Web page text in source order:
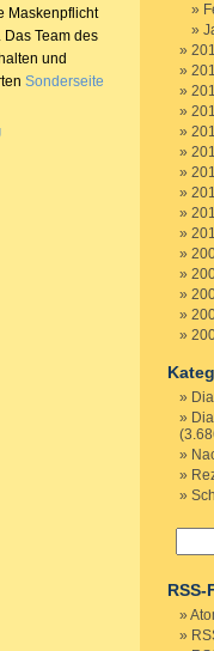
Maskenpflicht
Team des
und
Sonderseite